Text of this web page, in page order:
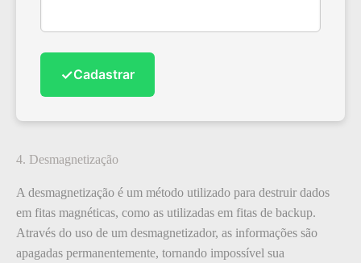
✓Cadastrar
4. Desmagnetização
A desmagnetização é um método utilizado para destruir dados
em fitas magnéticas, como as utilizadas em fitas de backup.
Através do uso de um desmagnetizador, as informações são
apagadas permanentemente, tornando impossível sua